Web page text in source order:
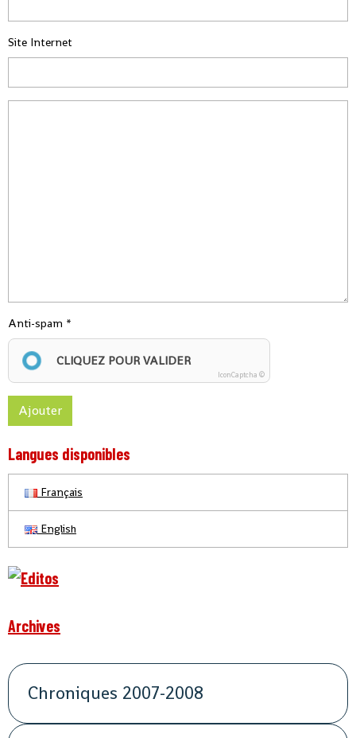
Site Internet
Anti-spam
CLIQUEZ POUR VALIDER
IconCaptcha ©
Ajouter
Langues disponibles
Français
English
Archives
Chroniques 2007-2008